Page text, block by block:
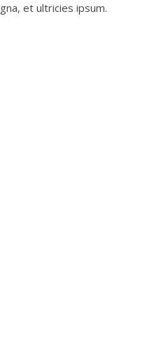
et ultricies ipsum.